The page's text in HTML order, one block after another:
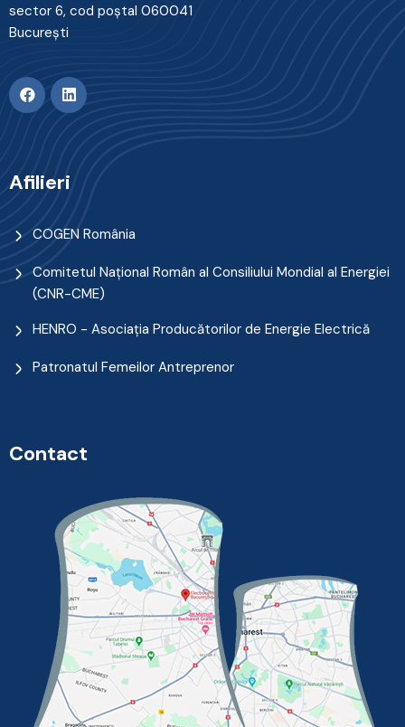
sector 6, cod poştal 060041
Bucureşti
Afilieri
COGEN România
Comitetul Naţional Român al Consiliului Mondial al Energiei
(CNR-CME)
HENRO - Asociația Producătorilor de Energie Electrică
Patronatul Femeilor Antreprenor
Contact